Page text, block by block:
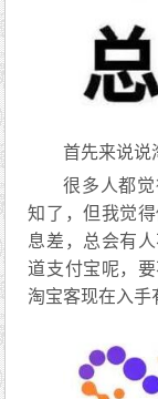
首先来说说
很多人都
知了，但我觉
息差，总会有
道支付宝呢，
淘宝客现在入手